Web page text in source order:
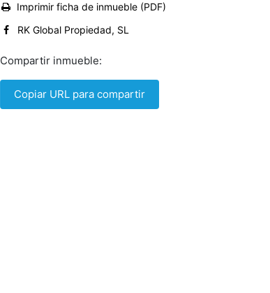
Imprimir ficha de inmueble (PDF)
RK Global Propiedad, SL
Compartir inmueble:
Copiar URL para compartir